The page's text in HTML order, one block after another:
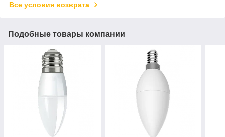
Все условия возврата
Подобные товары компании